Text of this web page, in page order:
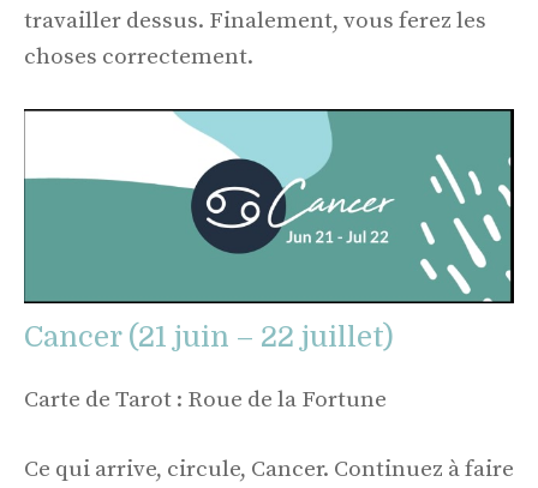
travailler dessus. Finalement, vous ferez les
choses correctement.
Cancer (21 juin – 22 juillet)
Carte de Tarot : Roue de la Fortune
Ce qui arrive, circule, Cancer. Continuez à faire